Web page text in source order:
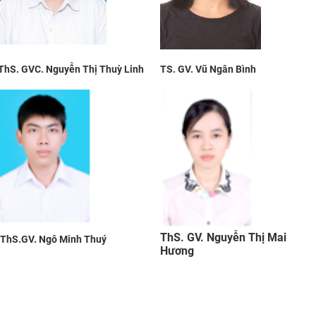
GVC. Nguyễn Thị Thuỳ Linh TS. GV. Vũ Ngân Bình
ThS.GV. Ngô Minh Thuý
ThS. GV. Nguyễn Thị Mai
Hương